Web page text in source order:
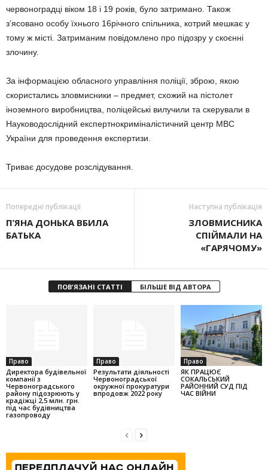
червоноградці віком 18 і 19 років, було затримано. Також
з’ясовано особу їхнього 16річного спільника, котрий мешкає у
тому ж місті. Затриманим повідомлено про підозру у скоєнні
злочину.
За інформацією обласного управління поліції, зброю, якою
скористались зловмисники – предмет, схожий на пістолет
іноземного виробництва, поліцейські вилучили та скерували в
Науководослідний експертнокриміналістичний центр МВС
України для проведення експертизи.
Триває досудове розслідування.
Попередні публікації
П’ЯНА ДОНЬКА ВБИЛА
БАТЬКА
Наступна публікація
ЗЛОВМИСНИКА
СПІЙМАЛИ НА
«ГАРЯЧОМУ»
ПОВ'ЯЗАНІ СТАТТІ БІЛЬШЕ ВІД АВТОРА
Право
Директора будівельної
компанії з
Червоноградського
району підозрюють у
крадіжці 2,5 млн. грн.
під час будівництва
газопроводу
Право
Результати діяльності
Червоноградської
окружної прокуратури
впродовж 2022 року
Право
ЯК ПРАЦЮЄ
СОКАЛЬСЬКИЙ
РАЙОННИЙ СУД ПІД
ЧАС ВІЙНИ